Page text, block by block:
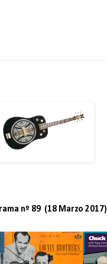
nº 89 (18 Marzo 2017)